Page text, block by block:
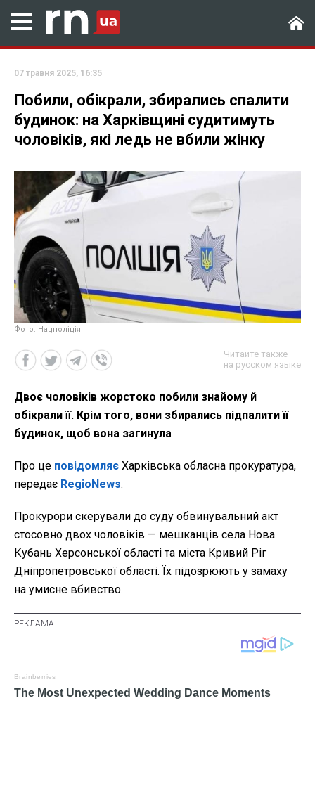
07 травня 2025, 16:35
Побили, обікрали, збирались спалити
будинок: на Харківщині судитимуть
чоловіків, які ледь не вбили жінку
Фото: Нацполіція
Читайте также
на русском языке
Двоє чоловіків жорстоко побили знайому й
обікрали її. Крім того, вони збирались підпалити її
будинок, щоб вона загинула
Про це повідомляє Харківська обласна прокуратура,
передає RegioNews.
Прокурори скерували до суду обвинувальний акт
стосовно двох чоловіків — мешканців села Нова
Кубань Херсонської області та міста Кривий Ріг
Дніпропетровської області. Їх підозрюють у замаху
на умисне вбивство.